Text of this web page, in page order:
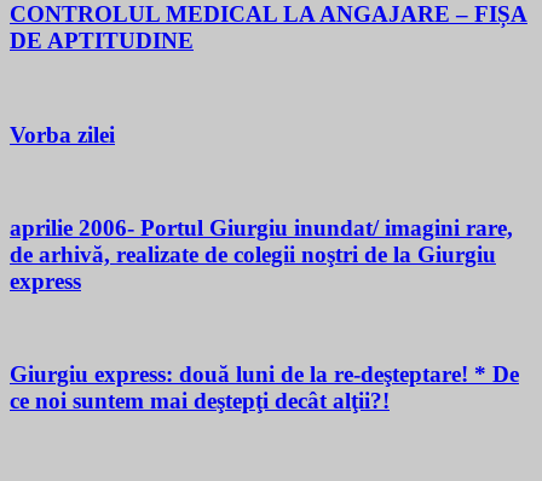
CONTROLUL MEDICAL LA ANGAJARE – FIȘA
DE APTITUDINE
Vorba zilei
aprilie 2006- Portul Giurgiu inundat/ imagini rare,
de arhivă, realizate de colegii noştri de la Giurgiu
express
Giurgiu express: două luni de la re-deşteptare! * De
ce noi suntem mai deştepţi decât alţii?!